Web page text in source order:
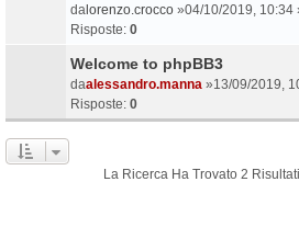
da lorenzo.crocco »04/10/2019, 10:34
Risposte: 0
Welcome to phpBB3
daalessandro.manna »13/09/2019,
Risposte: 0
La Ricerca Ha Trovato 2